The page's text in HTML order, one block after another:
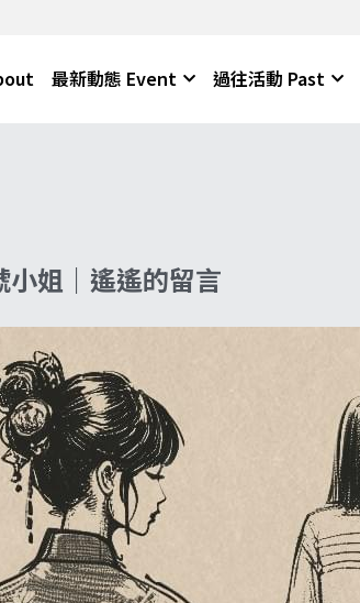
最新動態 Event 過往活動 Past